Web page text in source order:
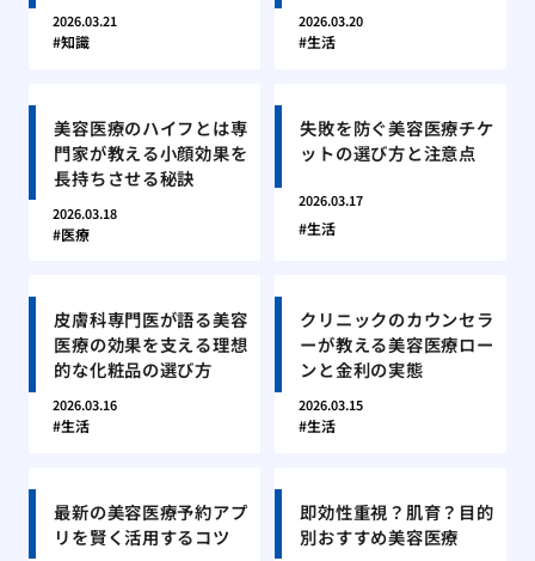
2026.03.21
知識
2026.03.20
生活
美容医療のハイフとは専
門家が教える小顔効果を
長持ちさせる秘訣
2026.03.18
医療
失敗を防ぐ美容医療チケ
ットの選び方と注意点
2026.03.17
生活
皮膚科専門医が語る美容
医療の効果を支える理想
的な化粧品の選び方
2026.03.16
生活
クリニックのカウンセラ
ーが教える美容医療ロー
ンと金利の実態
2026.03.15
生活
最新の美容医療予約アプ
リを賢く活用するコツ
即効性重視？肌育？目的
別おすすめ美容医療